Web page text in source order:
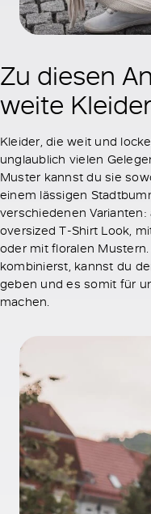
Zu diesen
weite Kleider
Kleider, die weit und
unglaublich vielen
Muster kannst du sie
einem lässigen
verschiedenen
oversized T-Shirt Look,
oder mit floralen
kombinierst, kannst du
geben und es somit für
machen.